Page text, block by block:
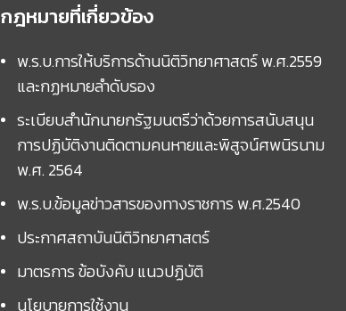
กฎหมายที่เกี่ยวข้อง
พ.ร.บ.การให้บริการด้านนิติวิทยาศาสตร์ พ.ศ.2559
และกฏหมายลำดับรอง
ระเบียบสำนักนายกรัฐมนตรีว่าด้วยการสนับสนุน
การปฏิบัติงานติดตามคนหายและพิสูจน์ศพนิรนาม
พ.ศ. 2564
พ.ร.บ.ข้อมูลข่าวสารของทางราชการ พ.ศ.2540
ประกาศสถาบันนิติวิทยาศาสตร์
มาตรการ ข้อบังคับ แนวปฏิบัติ
นโยบายการใช้งาน